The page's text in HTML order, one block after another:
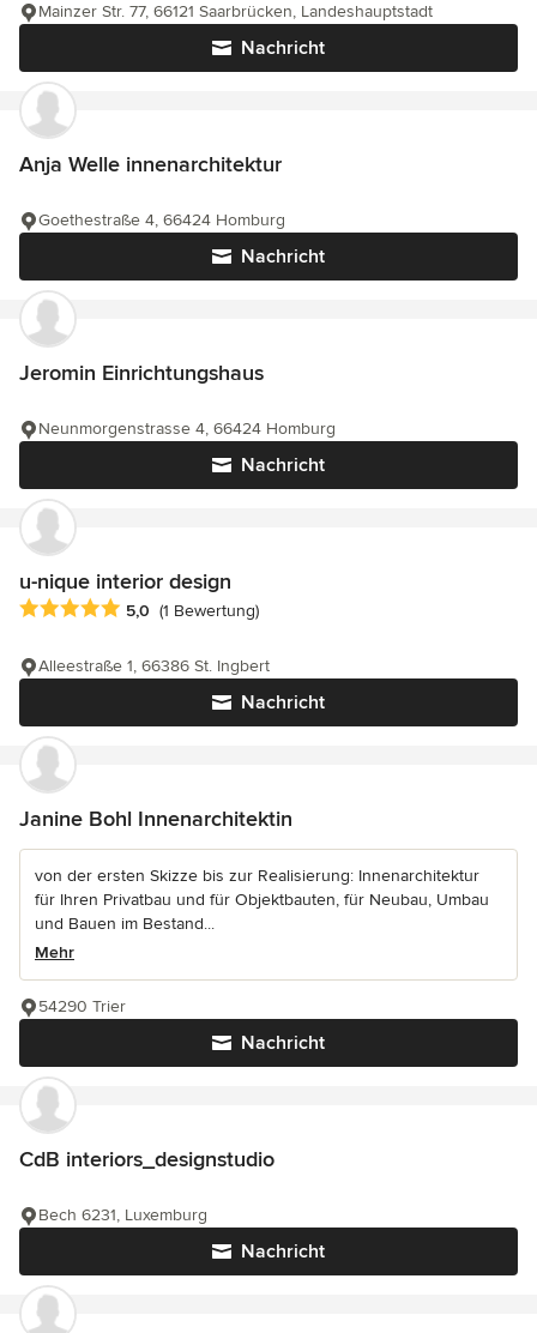
Nachricht
Mainzer Str. 77, 66121 Saarbrücken, Landeshauptstadt
Anja Welle innenarchitektur
Nachricht
Goethestraße 4, 66424 Homburg
Jeromin Einrichtungshaus
Nachricht
Neunmorgenstrasse 4, 66424 Homburg
u-nique interior design
Durchschnittliche Bewertung: 5 von 5 Sternen
5,0 (1 Bewertung)
Nachricht
Alleestraße 1, 66386 St. Ingbert
Janine Bohl Innenarchitektin
von der ersten Skizze bis zur Realisierung: Innenarchitektur
für Ihren Privatbau und für Objektbauten, für Neubau, Umbau
und Bauen im Bestand...
Mehr
Nachricht
54290 Trier
CdB interiors_designstudio
Nachricht
Bech 6231, Luxemburg